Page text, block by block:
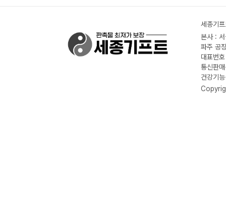
세종기
본사 :
파주 공
대표번
통신판
건강기